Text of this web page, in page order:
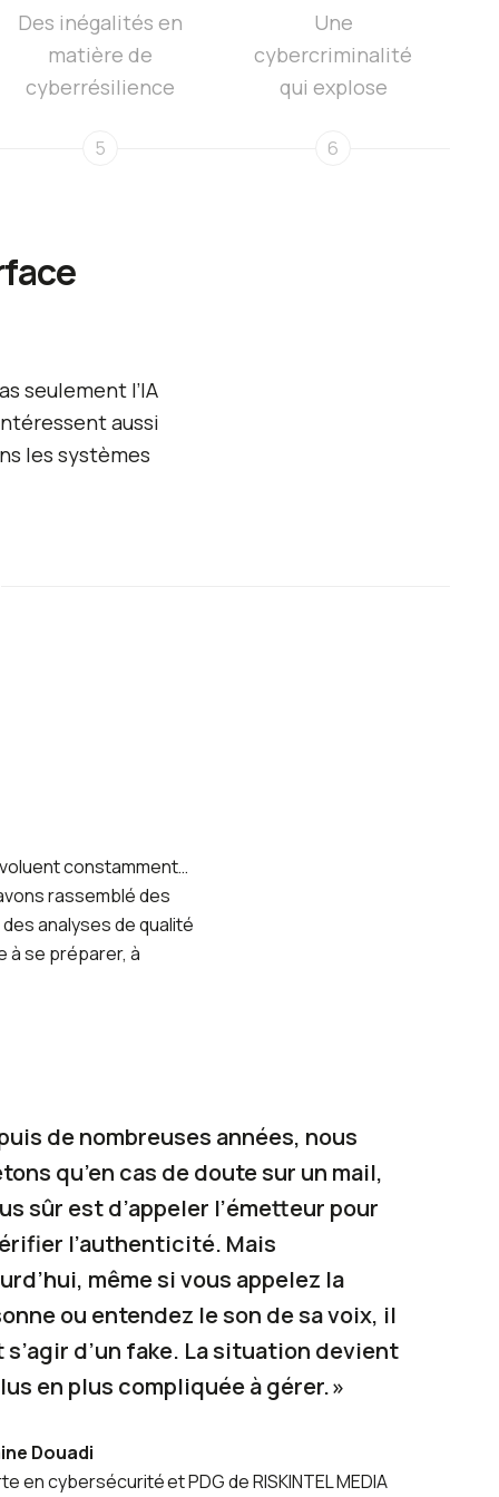
Des inégalités en
matière de
cyberrésilience
5
Une
cybercriminalité
qui explose
6
seulement l’IA
aussi
les systèmes
constamment…
rassemblé des
analyses de qualité
à se préparer, à
de nombreuses années, nous
qu’en cas de doute sur un mail,
sûr est d’appeler l’émetteur pour
l’authenticité. Mais
même si vous appelez la
ou entendez le son de sa voix, il
s’agir d’un fake. La situation devient
en plus compliquée à gérer. »
Douadi
en cybersécurité et PDG de RISKINTEL MEDIA